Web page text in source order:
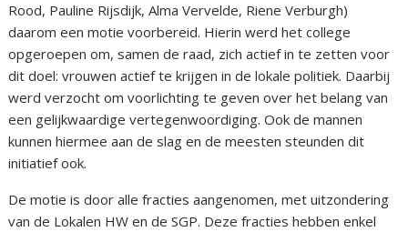
Rood, Pauline Rijsdijk, Alma Vervelde, Riene Verburgh)
daarom een motie voorbereid. Hierin werd het college
opgeroepen om, samen de raad, zich actief in te zetten voor
dit doel: vrouwen actief te krijgen in de lokale politiek. Daarbij
werd verzocht om voorlichting te geven over het belang van
een gelijkwaardige vertegenwoordiging. Ook de mannen
kunnen hiermee aan de slag en de meesten steunden dit
initiatief ook.
De motie is door alle fracties aangenomen, met uitzondering
van de Lokalen HW en de SGP. Deze fracties hebben enkel